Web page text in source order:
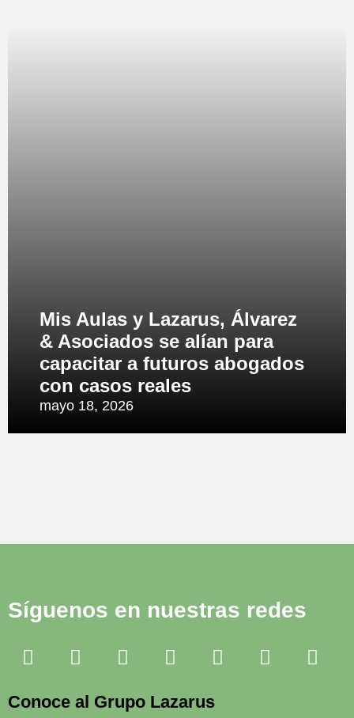
Mis Aulas y Lazarus, Álvarez
& Asociados se alían para
capacitar a futuros abogados
con casos reales
mayo 18, 2026
Síguenos en nuestras redes
Conoce al Grupo Lazarus